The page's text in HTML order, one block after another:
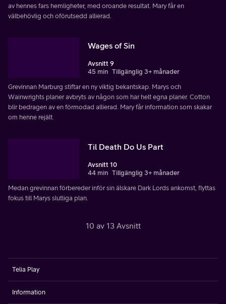
av hennes fars hemligheter, med oroande resultat. Mary får en
välbehövlig och oförutsedd allierad.
Wages of Sin
Avsnitt 9
45 min Tillgänglig 3+ månader
Grevinnan Marburg stiftar en ny viktig bekantskap. Marys och
Wainwrights planer avbryts av någon som har helt egna planer. Cotton
blir bedragen av en förmodad allierad. Mary får information som skakar
om henne rejält.
Til Death Do Us Part
Avsnitt 10
44 min Tillgänglig 3+ månader
Medan grevinnan förbereder inför sin älskare Dark Lords ankomst, flyttas
fokus till Marys slutliga plan.
10 av 13 Avsnitt
Telia Play
Information